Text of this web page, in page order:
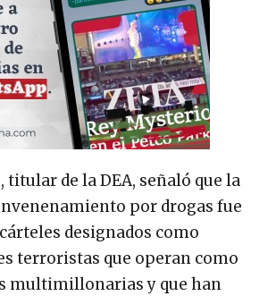
titular de la DEA, señaló que la
por drogas fue
designados como
terroristas que operan como
multimillonarias y que han